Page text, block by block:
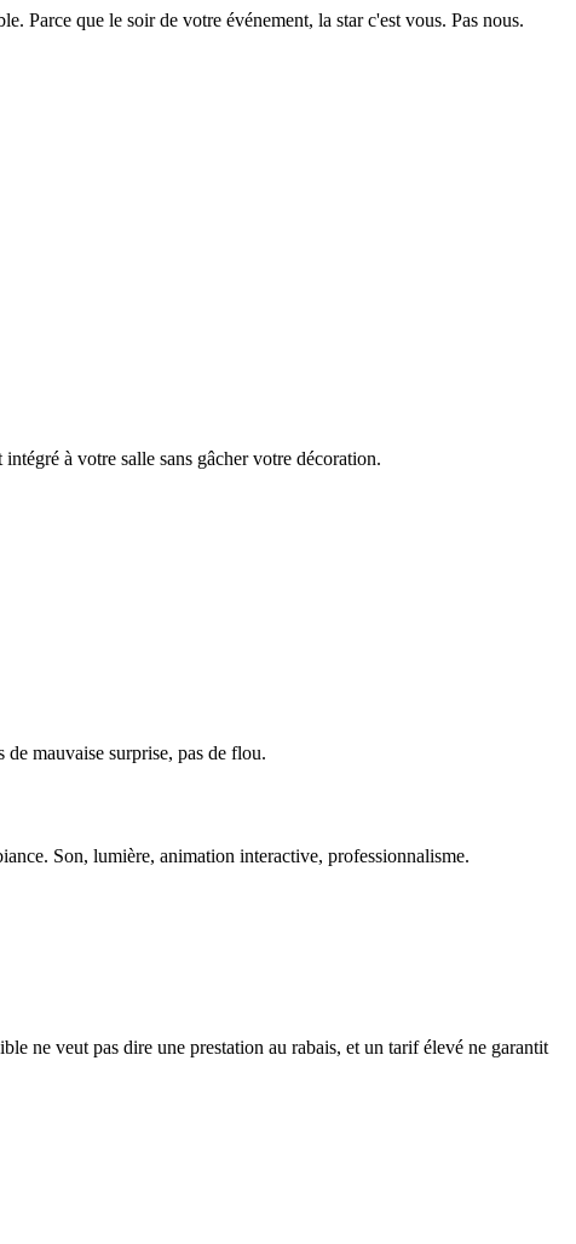
Parce que le soir de votre événement, la star c'est vous. Pas nous.
à votre salle sans gâcher votre décoration.
mauvaise surprise, pas de flou.
Son, lumière, animation interactive, professionnalisme.
ne veut pas dire une prestation au rabais, et un tarif élevé ne garantit